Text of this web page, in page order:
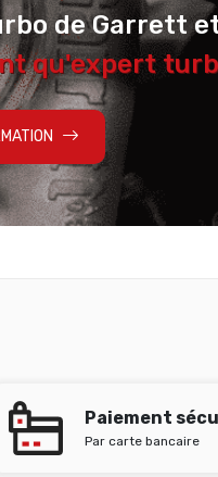
de Garrett
qu'expert
Paiement
Par carte bancaire